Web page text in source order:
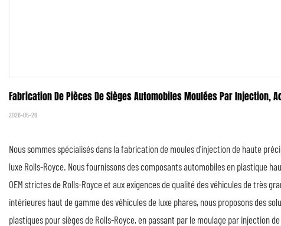
Fabrication De Pièces De Sièges Automobiles Moulées Par Injection,
2026-05-26
Nous sommes spécialisés dans la fabrication de moules d'injection de haute
luxe Rolls-Royce. Nous fournissons des composants automobiles en plastique
OEM strictes de Rolls-Royce et aux exigences de qualité des véhicules de très
intérieures haut de gamme des véhicules de luxe phares, nous proposons des
plastiques pour sièges de Rolls-Royce, en passant par le moulage par injection